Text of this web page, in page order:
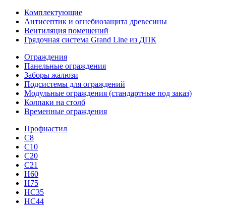
Комплектующие
Антисептик и огнебиозащита древесины
Вентиляция помещений
Грядочная система Grand Line из ДПК
Ограждения
Панельные ограждения
Заборы жалюзи
Подсистемы для ограждений
Модульные ограждения (стандартные под заказ)
Колпаки на столб
Временные ограждения
Профнастил
С8
С10
С20
С21
H60
H75
HС35
НС44